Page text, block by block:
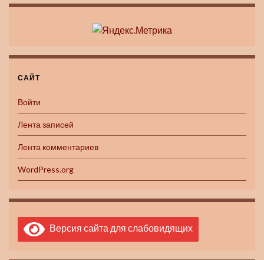
САЙТ
Войти
Лента записей
Лента комментариев
WordPress.org
Версия сайта для слабовидящих